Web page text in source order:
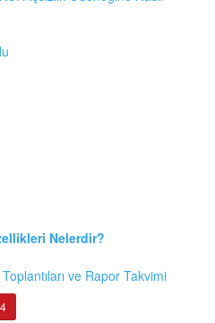
Nelerdir?
ve Rapor Takvimi